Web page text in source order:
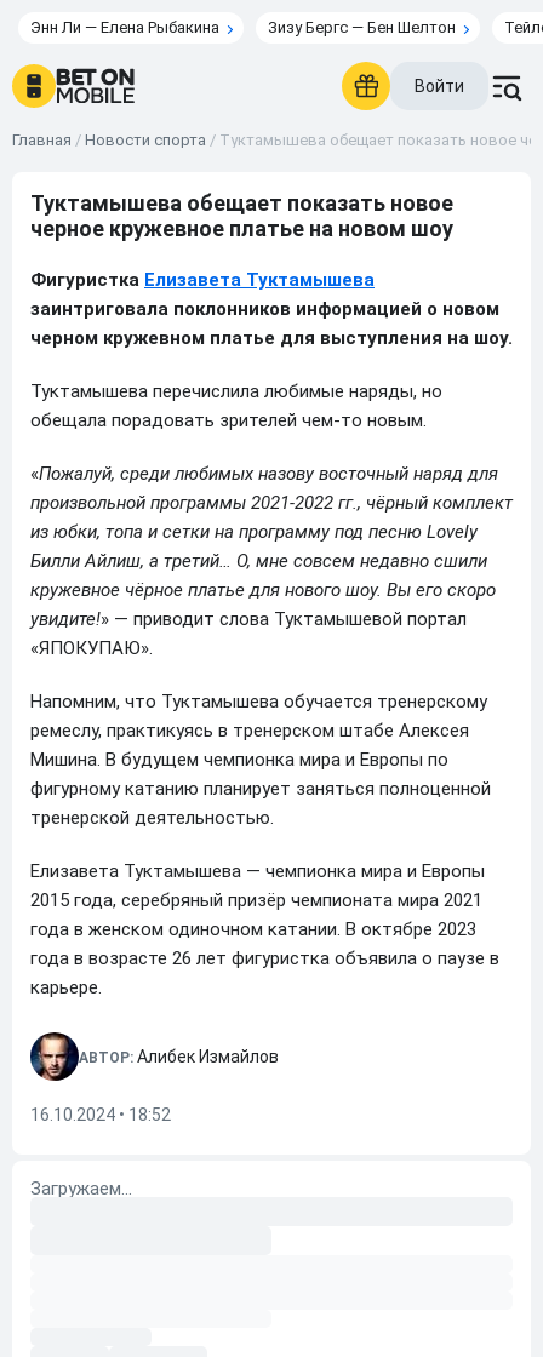
Энн Ли — Елена Рыбакина Зизу Бергс — Бен Шелтон
Войти
Главная / Новости спорта / Туктамышева обещает показать новое
Туктамышева обещает показать новое
черное кружевное платье на новом шоу
Фигуристка Елизавета Туктамышева
заинтриговала поклонников информацией о новом
черном кружевном платье для выступления на шоу.
Туктамышева перечислила любимые наряды, но
обещала порадовать зрителей чем-то новым.
«Пожалуй, среди любимых назову восточный наряд для
произвольной программы 2021-2022 гг., чёрный комплект
из юбки, топа и сетки на программу под песню Lovely
Билли Айлиш, а третий… О, мне совсем недавно сшили
кружевное чёрное платье для нового шоу. Вы его скоро
увидите!» — приводит слова Туктамышевой портал
«ЯПОКУПАЮ».
Напомним, что Туктамышева обучается тренерскому
ремеслу, практикуясь в тренерском штабе Алексея
Мишина. В будущем чемпионка мира и Европы по
фигурному катанию планирует заняться полноценной
тренерской деятельностью.
Елизавета Туктамышева — чемпионка мира и Европы
2015 года, серебряный призёр чемпионата мира 2021
года в женском одиночном катании. В октябре 2023
года в возрасте 26 лет фигуристка объявила о паузе в
карьере.
АВТОР: Алибек Измайлов
16.10.2024 • 18:52